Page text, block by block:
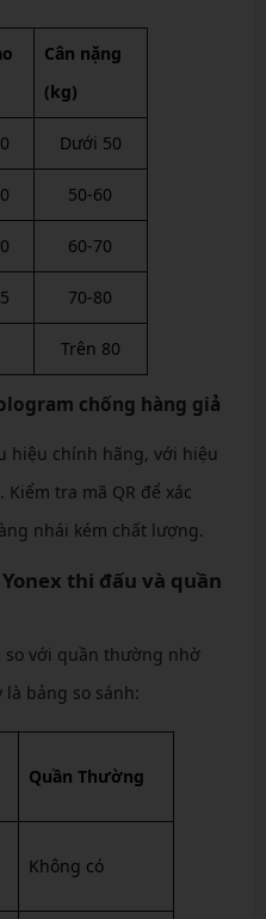
Cân nặng
(kg)
Dưới 50
50-60
60-70
70-80
Trên 80
chống hàng giả
hiệu chính hãng, với hiệu
tra mã QR để xác
nhái kém chất lượng.
thi đấu và quần
so với quần thường nhờ
là bảng so sánh:
Quần Thường
Không có